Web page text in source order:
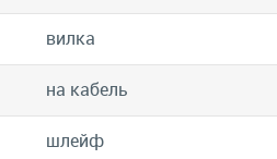
вилка
на кабель
шлейф